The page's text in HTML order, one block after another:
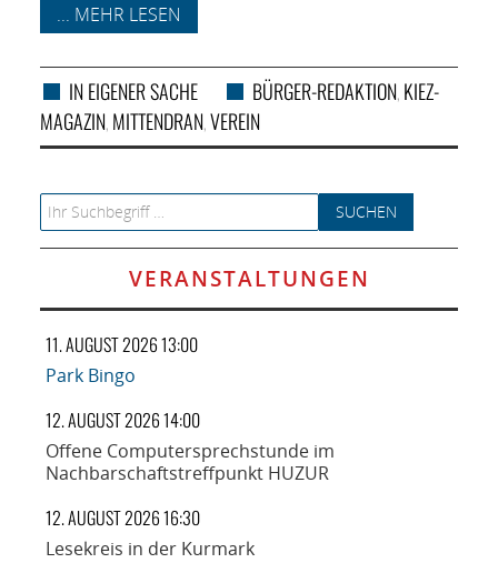
... MEHR LESEN
IN EIGENER SACHE BÜRGER-REDAKTION, KIEZ-
MAGAZIN, MITTENDRAN,VEREIN
Search for:
VERANSTALTUNGEN
11. AUGUST 2026 13:00
Park Bingo
12. AUGUST 2026 14:00
Offene Computersprechstunde im
Nachbarschaftstreffpunkt HUZUR
12. AUGUST 2026 16:30
Lesekreis in der Kurmark